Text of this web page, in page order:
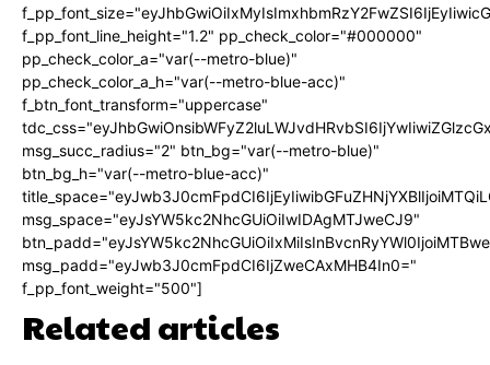
f_pp_font_line_height="1.2" pp_check_color="#000000"
pp_check_color_a="var(--metro-blue)"
pp_check_color_a_h="var(--metro-blue-acc)"
f_btn_font_transform="uppercase"
msg_succ_radius="2" btn_bg="var(--metro-blue)"
btn_bg_h="var(--metro-blue-acc)"
msg_space="eyJsYW5kc2NhcGUiOiIwIDAgMTJweCJ9"
msg_padd="eyJwb3J0cmFpdCI6IjZweCAxMHB4In0="
f_pp_font_weight="500"]
Related articles